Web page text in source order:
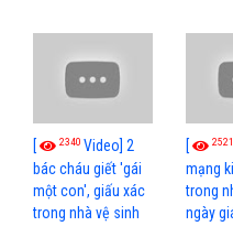
[ 2340 Video] 2
bác cháu giết 'gái
một con', giấu xác
trong nhà vệ sinh
[
mạng
trong
ngày